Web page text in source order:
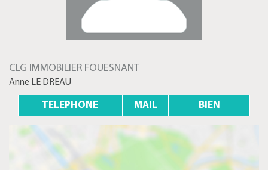
CLG IMMOBILIER FOUESNANT
Anne LE DREAU
TELEPHONE MAIL BIEN